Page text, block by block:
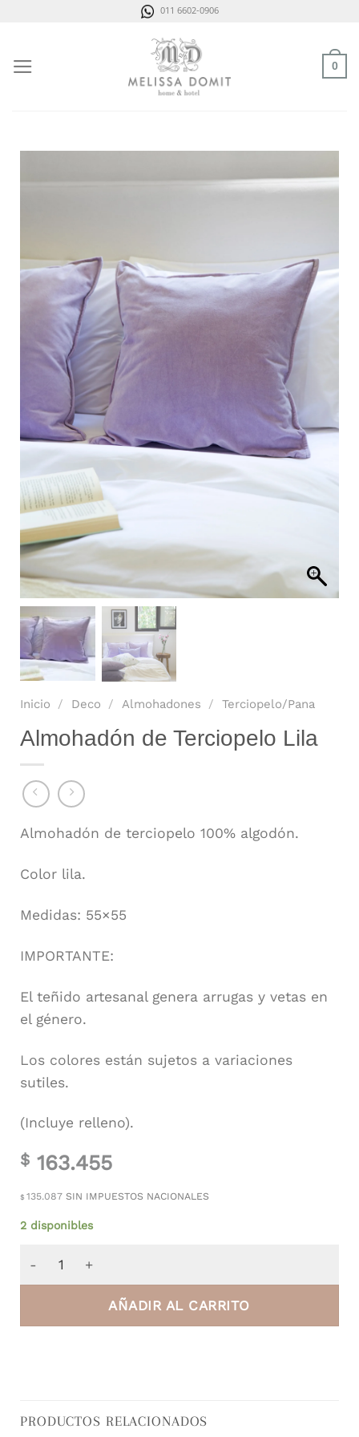
011 6602-0906
0
Inicio / Deco / Almohadones / Terciopelo/Pana
Almohadón de Terciopelo Lila
Almohadón de terciopelo 100% algodón.
Color lila.
Medidas: 55×55
IMPORTANTE:
El teñido artesanal genera arrugas y vetas en
el género.
Los colores están sujetos a variaciones
sutiles.
(Incluye relleno).
$ 163.455
$135.087 SIN IMPUESTOS NACIONALES
2 disponibles
AÑADIR AL CARRITO
PRODUCTOS RELACIONADOS